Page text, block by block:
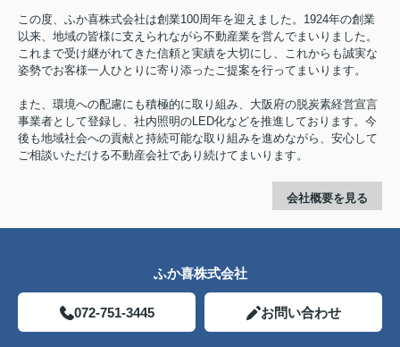
この度、ふか喜株式会社は創業100周年を迎えました。1924年の創業
以来、地域の皆様に支えられながら不動産業を営んでまいりました。
これまで受け継がれてきた信頼と実績を大切にし、これからも誠実な
姿勢でお客様一人ひとりに寄り添ったご提案を行ってまいります。
また、環境への配慮にも積極的に取り組み、大阪府の脱炭素経営宣言
事業者として登録し、社内照明のLED化などを推進しております。今
後も地域社会への貢献と持続可能な取り組みを進めながら、安心して
ご相談いただける不動産会社であり続けてまいります。
会社概要を見る
ふか喜株式会社
072-751-3445 お問い合わせ